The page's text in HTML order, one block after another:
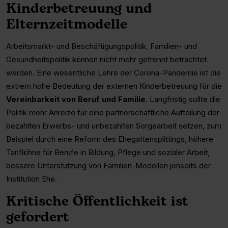
Kinderbetreuung und
Elternzeitmodelle
Arbeitsmarkt- und Beschäftigungspolitik, Familien- und
Gesundheitspolitik können nicht mehr getrennt betrachtet
werden. Eine wesentliche Lehre der Corona-Pandemie ist die
extrem hohe Bedeutung der externen Kinderbetreuung für die
Vereinbarkeit von Beruf und Familie. Langfristig sollte die
Politik mehr Anreize für eine partnerschaftliche Aufteilung der
bezahlten Erwerbs- und unbezahlten Sorgearbeit setzen, zum
Beispiel durch eine Reform des Ehegattensplittings, höhere
Tariflöhne für Berufe in Bildung, Pflege und sozialer Arbeit,
bessere Unterstützung von Familien-Modellen jenseits der
Institution Ehe.
Kritische Öffentlichkeit ist
gefordert